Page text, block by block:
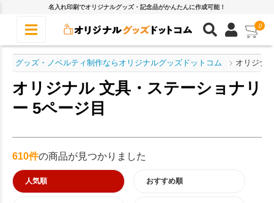
名入れ印刷でオリジナルグッズ・記念品がかんたんに作成可能！
0
グッズ・ノベルティ制作ならオリジナルグッズドットコム オリジナ
オリジナル 文具・ステーショナリ
ー 5ページ目
610件の商品が見つかりました
人気順 おすすめ順